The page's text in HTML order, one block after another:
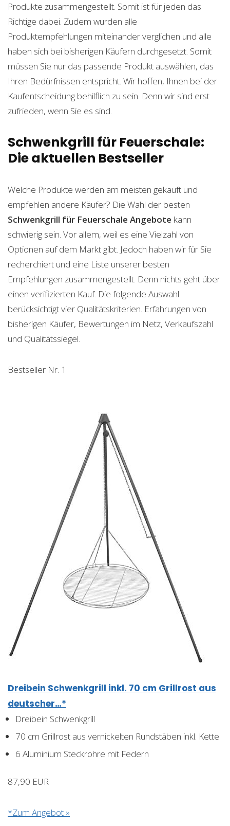
Produkte zusammengestellt. Somit ist für jeden das
Richtige dabei. Zudem wurden alle
Produktempfehlungen miteinander verglichen und alle
haben sich bei bisherigen Käufern durchgesetzt. Somit
müssen Sie nur das passende Produkt auswählen, das
Ihren Bedürfnissen entspricht. Wir hoffen, Ihnen bei der
Kaufentscheidung behilflich zu sein. Denn wir sind erst
zufrieden, wenn Sie es sind.
Schwenkgrill für Feuerschale:
Die aktuellen Bestseller
Welche Produkte werden am meisten gekauft und
empfehlen andere Käufer? Die Wahl der besten
Schwenkgrill für Feuerschale Angebote kann
schwierig sein. Vor allem, weil es eine Vielzahl von
Optionen auf dem Markt gibt. Jedoch haben wir für Sie
recherchiert und eine Liste unserer besten
Empfehlungen zusammengestellt. Denn nichts geht über
einen verifizierten Kauf. Die folgende Auswahl
berücksichtigt vier Qualitätskriterien. Erfahrungen von
bisherigen Käufer, Bewertungen im Netz, Verkaufszahl
und Qualitätssiegel.
Bestseller Nr. 1
Dreibein Schwenkgrill inkl. 70 cm Grillrost aus
deutscher…*
Dreibein Schwenkgrill
70 cm Grillrost aus vernickelten Rundstäben inkl. Kette
6 Aluminium Steckrohre mit Federn
87,90 EUR
*Zum Angebot »